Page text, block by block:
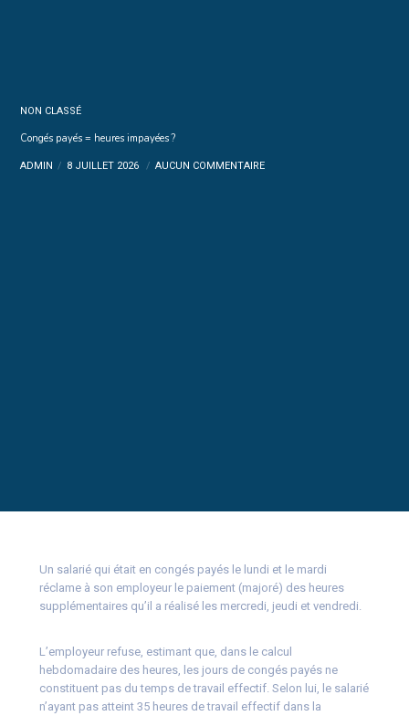
NON CLASSÉ
Congés payés = heures impayées ?
ADMIN 8 JUILLET 2026 AUCUN COMMENTAIRE
Un salarié qui était en congés payés le lundi et le mardi
réclame à son employeur le paiement (majoré) des heures
supplémentaires qu’il a réalisé les mercredi, jeudi et vendredi.
L’employeur refuse, estimant que, dans le calcul
hebdomadaire des heures, les jours de congés payés ne
constituent pas du temps de travail effectif. Selon lui, le salarié
n’ayant pas atteint 35 heures de travail effectif dans la